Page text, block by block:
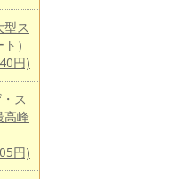
型ス
）
円)
ス
高峰
円)